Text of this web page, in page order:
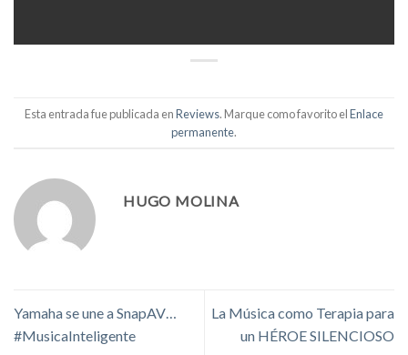
Esta entrada fue publicada enReviews. Marque como favorito elEnlace
permanente.
HUGO MOLINA
Yamaha se une a SnapAV…
#MusicaInteligente
La Música como Terapia para
un HÉROE SILENCIOSO